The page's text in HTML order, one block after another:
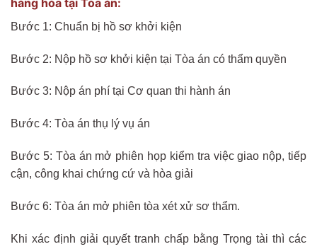
Bước 1: Chuẩn bị hồ sơ khởi kiện
Bước 2: Nộp hồ sơ khởi kiện tại Tòa án có thẩm quyền
Bước 3: Nộp án phí tại Cơ quan thi hành án
Bước 4: Tòa án thụ lý vụ án
Bước 5: Tòa án mở phiên họp kiểm tra việc giao nộp, tiếp
cận, công khai chứng cứ và hòa giải
Bước 6: Tòa án mở phiên tòa xét xử sơ thẩm.
Khi xác định giải quyết tranh chấp bằng Trọng tài thì các